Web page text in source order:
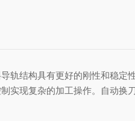
轨结构具有更好的刚性和稳定
实现复杂的加工操作。自动换